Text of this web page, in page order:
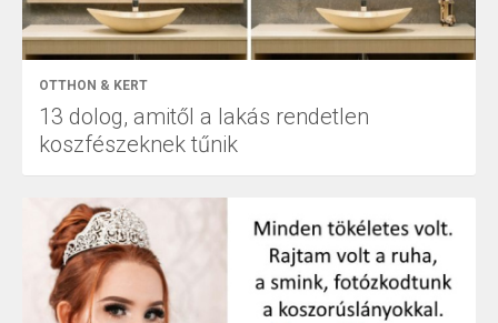
OTTHON & KERT
13 dolog, amitől a lakás rendetlen
koszfészeknek tűnik